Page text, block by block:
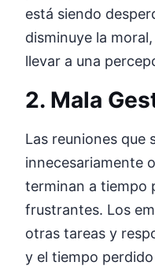
está siendo
disminuye la
llevar a una
2. Mala
Las reuniones que
innecesariamente
terminan a tiempo
frustrantes. Los
otras tareas y
y el tiempo